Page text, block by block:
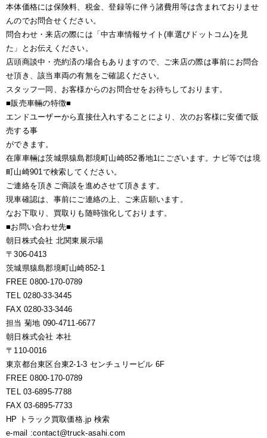
本体価格には保険料、税金、登録等に伴う諸費用等は含まれておりませ
んのでお問合せください。
問合わせ・来店の際には「中古車情報サイト(車選びドットコム)を見
た」とお伝えください。
店頭商談中・売約済の場合もありますので、ご来店の際は事前にお問合
せ頂き、該当車両の有無をご確認ください。
スタッフ一同、お客様からのお問合せをお待ちしております。
■販売車輛の特徴■
エンドユーザーから直接仕入れすることにより、次のお客様に安価で販
売する事
ができます。
在庫車輛は茨城県猿島郡境町山崎852番地1にございます。ナビ等では境
町山崎901で検索してください。
ご連絡を頂きご商談を進めさせて頂きます。
現車確認は、事前にご連絡の上、ご来店願います。
なお下取り、買取りも随時強化しております。
■お問い合わせ先■
朝日株式会社 北関東展示場
〒306-0413
茨城県猿島郡境町山崎852-1
FREE 0800-170-0789
TEL 0280-33-3445
FAX 0280-33-3446
担当 菊地 090-4711-6677
朝日株式会社 本社
〒110-0016
東京都台東区台東2-1-3 センチュリービル 6F
FREE 0800-170-0789
TEL 03-6895-7788
FAX 03-6895-7733
HP トラック買取価格.jp 検索
e-mail :contact@truck-asahi.com